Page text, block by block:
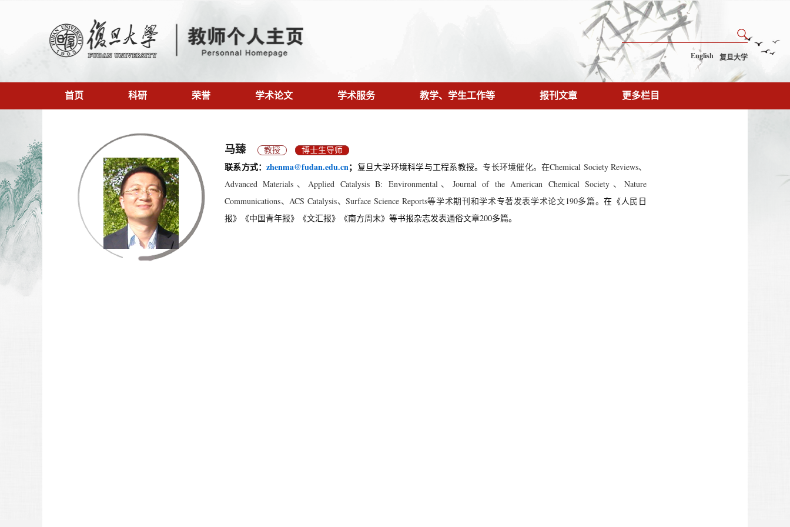
English 复旦大学
首页 科研 荣誉 学术论文 学术服务 教学、学生工作等 报刊文章 更多栏目
马臻 教授 博士生导师
联系方式：zhenma@fudan.edu.cn； 复旦大学环境科学与工程系教授。专长环境催化。在Chemical Society Reviews、
Advanced Materials、Applied Catalysis B: Environmental、Journal of the American Chemical Society、Nature
Communications、ACS Catalysis、Surface Science Reports等学术期刊和学术专著发表学术论文190多篇。在《人民日
报》《中国青年报》《文汇报》《南方周末》等书报杂志发表通俗文章200多篇。